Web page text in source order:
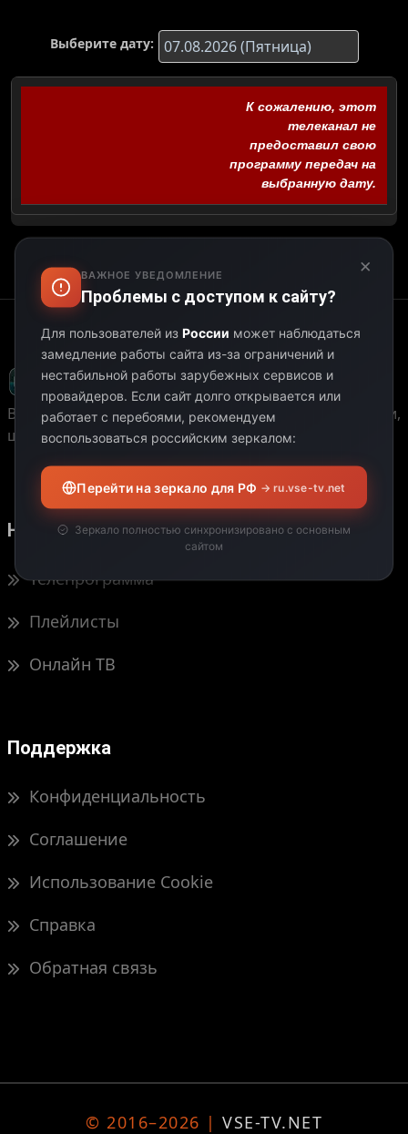
Выберите дату:
К сожалению, этот
телеканал не
предоставил свою
программу передач на
выбранную дату.
Весь мир у вас дома!Любимые фильмы, телепередачи,
шоу и новости со всего мира в одном месте.
Навигация
Телепрограмма
Плейлисты
Онлайн ТВ
Поддержка
Конфиденциальность
Соглашение
Использование Cookie
Справка
Обратная связь
© 2016–2026 | VSE-TV.NET
×
ВАЖНОЕ УВЕДОМЛЕНИЕ
Проблемы с доступом к сайту?
Для пользователей из России может наблюдаться
замедление работы сайта из-за ограничений и
нестабильной работы зарубежных сервисов и
провайдеров. Если сайт долго открывается или
работает с перебоями, рекомендуем
воспользоваться российским зеркалом:
Перейти на зеркало для РФ → ru.vse-tv.net
Зеркало полностью синхронизировано с основным
сайтом